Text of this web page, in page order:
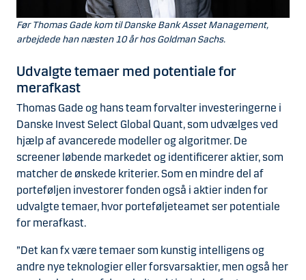
Før Thomas Gade kom til Danske Bank Asset Management,
arbejdede han næsten 10 år hos Goldman Sachs.
Udvalgte temaer med potentiale for
merafkast
Thomas Gade og hans team forvalter investeringerne i
Danske Invest Select Global Quant, som udvælges ved
hjælp af avancerede modeller og algoritmer. De
screener løbende markedet og identificerer aktier, som
matcher de ønskede kriterier. Som en mindre del af
porteføljen investorer fonden også i aktier inden for
udvalgte temaer, hvor porteføljeteamet ser potentiale
for merafkast.
”Det kan fx være temaer som kunstig intelligens og
andre nye teknologier eller forsvarsaktier, men også her